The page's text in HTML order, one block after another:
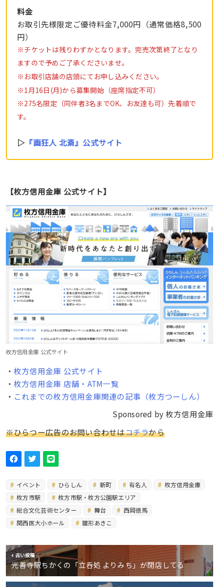
料金
お取引先様限定ご優待料金7,000円（通常価格8,500
円）
※チケットは残りわずかとなります。完売次第終了となり
ますので予めご了承くださいませ。
※お取引店舗の店頭にてお申し込みください。
※1月16日(月)から募集開始（座席指定不可）
※275名限定（同伴者3名までOK、お友達も可）先着順で
す。
▷ 『画狂人 北斎』公式サイト
【枚方信用金庫 公式サイト】
枚方信用金庫 公式サイト
・ 枚方信用金庫 公式サイト
・ 枚方信用金庫 店舗・ATM一覧
・ これまでの枚方信用金庫関連の記事（枚方つーしん）
Sponsored by 枚方信用金庫
※ひらつー広告のお問い合わせはコチラから
イベント ひらしん 新町 有名人
枚方信用金庫
枚方市駅
枚方市駅・枚方公園駅エリア
総合文化芸術センター
舞台
西岡徳馬
関西医大小ホール
雛形あきこ
古い投稿
光善寺駅ちかくの「立呑処 よりみち」が閉店してる